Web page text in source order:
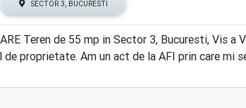
SECTOR 3, BUCURESTI
Teren de 55 mp in Sector 3, Bucuresti, Vis a
proprietate. Am un act de la AFI prin care mi